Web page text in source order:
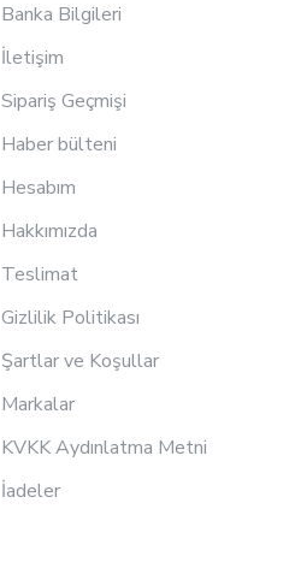
Banka Bilgileri
İletişim
Sipariş Geçmişi
Haber bülteni
Hesabım
Hakkımızda
Teslimat
Gizlilik Politikası
Şartlar ve Koşullar
Markalar
KVKK Aydınlatma Metni
İadeler